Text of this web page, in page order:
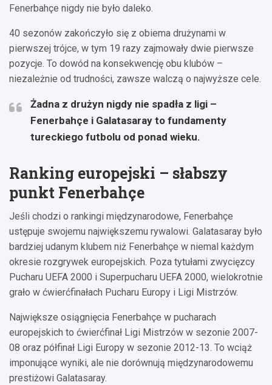
Fenerbahçe nigdy nie było daleko.
40 sezonów zakończyło się z obiema drużynami w
pierwszej trójce, w tym 19 razy zajmowały dwie pierwsze
pozycje. To dowód na konsekwencję obu klubów –
niezależnie od trudności, zawsze walczą o najwyższe cele.
Żadna z drużyn nigdy nie spadła z ligi –
Fenerbahçe i Galatasaray to fundamenty
tureckiego futbolu od ponad wieku.
Ranking europejski – słabszy
punkt Fenerbahçe
Jeśli chodzi o rankingi międzynarodowe, Fenerbahçe
ustępuje swojemu największemu rywalowi. Galatasaray było
bardziej udanym klubem niż Fenerbahçe w niemal każdym
okresie rozgrywek europejskich. Poza tytułami zwycięzcy
Pucharu UEFA 2000 i Superpucharu UEFA 2000, wielokrotnie
grało w ćwierćfinałach Pucharu Europy i Ligi Mistrzów.
Największe osiągnięcia Fenerbahçe w pucharach
europejskich to ćwierćfinał Ligi Mistrzów w sezonie 2007-
08 oraz półfinał Ligi Europy w sezonie 2012-13. To wciąż
imponujące wyniki, ale nie dorównują międzynarodowemu
prestiżowi Galatasaray.